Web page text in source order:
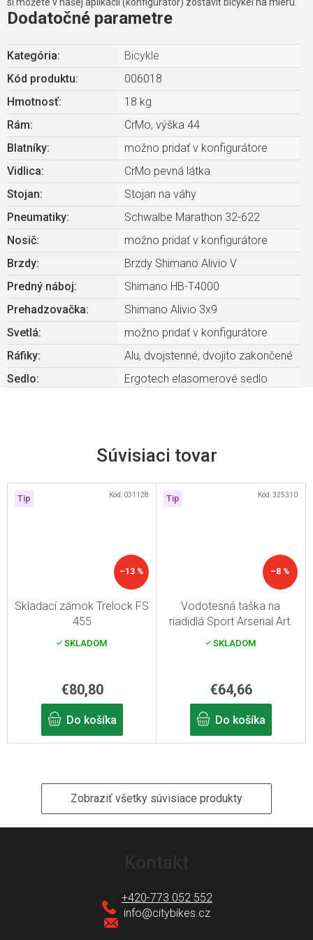
Súvisiaci tovar
Tip
–13 %
Skladací zámok Trelock FS
455
SKLADOM
€80,80
Do košíka
Kód: 031128 Tip
–8 %
Vodotesná taška na
riadidlá Sport Arsenal Art.
310
SKLADOM
€64,66
Do košíka
Kód:325310
Zobraziť všetky súvisiace produkty
si môžete v našej aplikácii (konfigurátor) zostaviť bicykel na mieru.
Dodatočné parametre
Kategória:
Bicykle
Kód produktu:
006018
Hmotnosť:
18 kg
Rám:
CrMo, výška 44
Blatníky:
možno pridať v konfigurátore
Vidlica:
CrMo pevná látka
Stojan:
Stojan na váhy
Pneumatiky:
Schwalbe Marathon 32-622
Nosič:
možno pridať v konfigurátore
Brzdy:
Brzdy Shimano Alivio V
Predný náboj:
Shimano HB-T4000
Prehadzovačka:
Shimano Alivio 3x9
Svetlá:
možno pridať v konfigurátore
Ráfiky:
Alu, dvojstenné, dvojito zakončené
Sedlo: Ergotech elasomerové sedlo
info@citybikes.cz
+420-773 052 552